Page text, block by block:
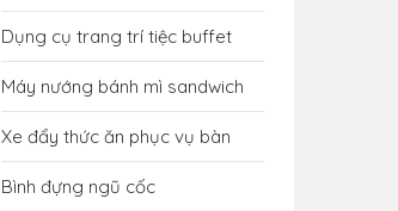
Dụng cụ trang trí tiệc buffet
Máy nướng bánh mì sandwich
Xe đẩy thức ăn phục vụ bàn
Bình đựng ngũ cốc